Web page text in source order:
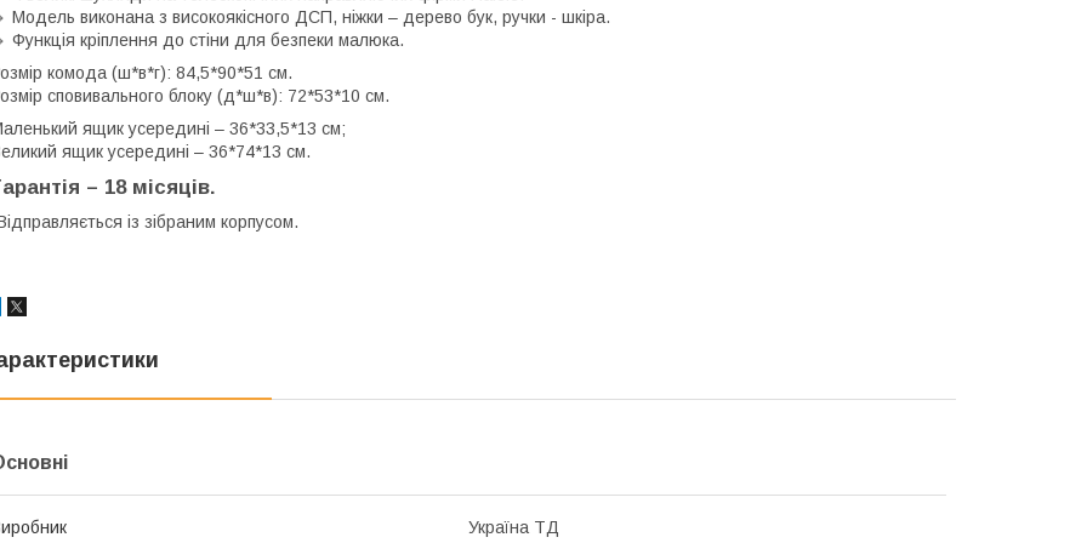
Модель виконана з високоякісного ДСП, ніжки – дерево бук, ручки - шкіра.
Функція кріплення до стіни для безпеки малюка.
комода (ш*в*г): 84,5*90*51 см.
сповивального блоку (д*ш*в): 72*53*10 см.
ящик усередині – 36*33,5*13 см;
ящик усередині – 36*74*13 см.
– 18 місяців.
із зібраним корпусом.
Україна ТД